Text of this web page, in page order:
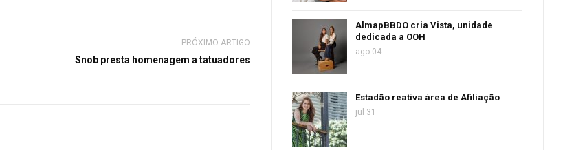
PRÓXIMO ARTIGO
Snob presta homenagem a tatuadores
AlmapBBDO cria Vista, unidade
dedicada a OOH
ago 04
Estadão reativa área de Afiliação
jul 31